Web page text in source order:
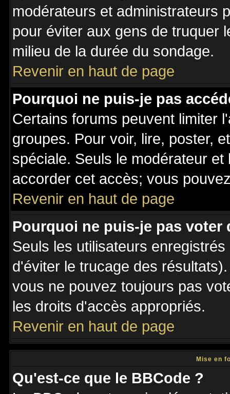
modérateurs et administrateurs
pour éviter aux gens de truquer
milieu de la durée du sondage.
Revenir en haut de page
Pourquoi ne puis-je pas
Certains forums peuvent limiter
groupes. Pour voir, lire, poster,
spéciale. Seuls le modérateur
accorder cet accès; vous
Revenir en haut de page
Pourquoi ne puis-je pas voter
Seuls les utilisateurs
d'éviter le trucage des
vous ne pouvez toujours pas
les droits d'accès appropriés.
Revenir en haut de page
Mise en
Qu'est-ce que le BBCode ?